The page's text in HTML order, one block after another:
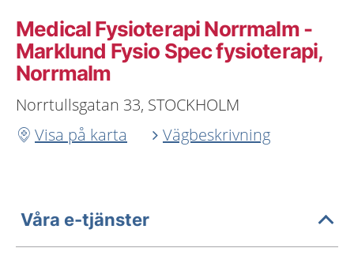
Medical Fysioterapi Norrmalm -
Marklund Fysio Spec fysioterapi,
Norrmalm
Norrtullsgatan 33, STOCKHOLM
Visa på karta
Vägbeskrivning
Våra e-tjänster